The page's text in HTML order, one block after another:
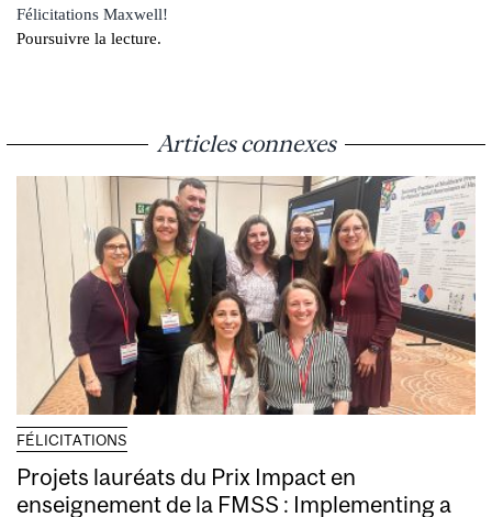
Félicitations Maxwell!
Poursuivre la lecture.
Articles connexes
FÉLICITATIONS
Projets lauréats du Prix Impact en
enseignement de la FMSS : Implementing a